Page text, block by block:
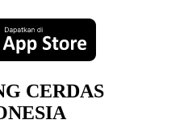
CERDAS